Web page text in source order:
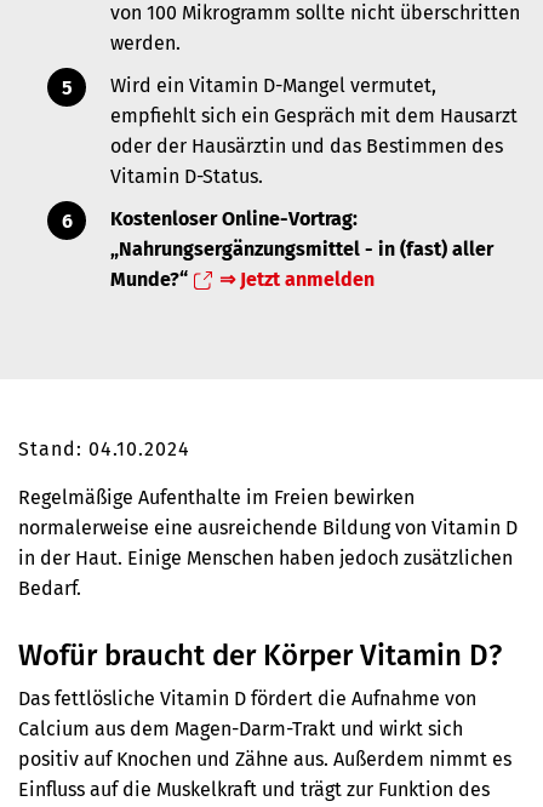
von 100 Mikrogramm sollte nicht überschritten
werden.
Wird ein Vitamin D-Mangel vermutet,
empfiehlt sich ein Gespräch mit dem Hausarzt
oder der Hausärztin und das Bestimmen des
Vitamin D-Status.
Kostenloser Online-Vortrag:
„Nahrungsergänzungsmittel - in (fast) aller
Munde?“ ⇒ Jetzt anmelden
Stand: 04.10.2024
Regelmäßige Aufenthalte im Freien bewirken
normalerweise eine ausreichende Bildung von Vitamin D
in der Haut. Einige Menschen haben jedoch zusätzlichen
Bedarf.
Wofür braucht der Körper Vitamin D?
Das fettlösliche Vitamin D fördert die Aufnahme von
Calcium aus dem Magen-Darm-Trakt und wirkt sich
positiv auf Knochen und Zähne aus. Außerdem nimmt es
Einfluss auf die Muskelkraft und trägt zur Funktion des